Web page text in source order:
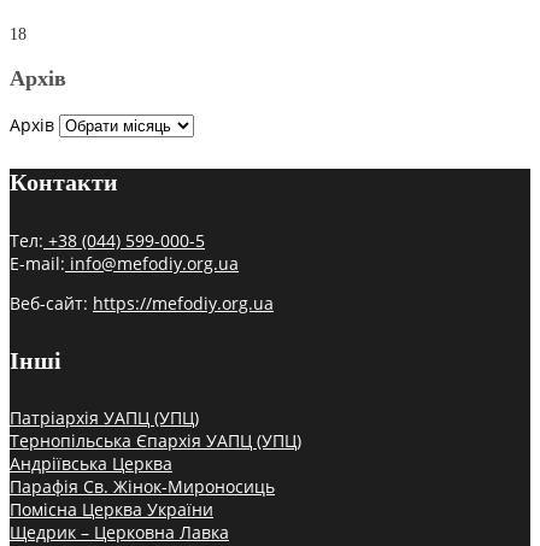
18
Архів
Архів
Контакти
Тел: +38 (044) 599-000-5
E-mail: info@mefodiy.org.ua
Веб-сайт: https://mefodiy.org.ua
Інші
Патріархія УАПЦ (УПЦ)
Тернопільська Єпархія УАПЦ (УПЦ)
Андріївська Церква
Парафія Св. Жінок-Мироносиць
Помісна Церква України
Щедрик – Церковна Лавка